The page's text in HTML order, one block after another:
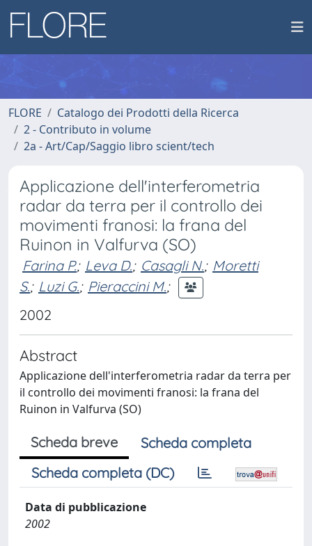
FLORE
Catalogo dei Prodotti della Ricerca
2 - Contributo in volume
2a - Art/Cap/Saggio libro scient/tech
Applicazione dell'interferometria
radar da terra per il controllo dei
movimenti franosi: la frana del
Ruinon in Valfurva (SO)
Farina P.; Leva D.; Casagli N.; Moretti
S.; Luzi G.; Pieraccini M.;
2002
Abstract
Applicazione dell'interferometria radar da terra per
il controllo dei movimenti franosi: la frana del
Ruinon in Valfurva (SO)
Scheda breve
Scheda completa
Scheda completa (DC)
Data di pubblicazione
2002